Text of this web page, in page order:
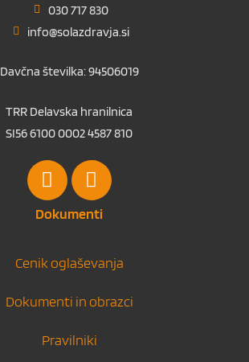
030 717 830
info@solazdravja.si
Davčna številka: 94506019
TRR Delavska hranilnica
SI56 6100 0002 4587 810
Dokumenti
Cenik oglaševanja
Dokumenti in obrazci
Pravilniki